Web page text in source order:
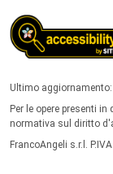
Ultimo
Per le opere presenti
normativa sul diritto
FrancoAngeli s.r.l.